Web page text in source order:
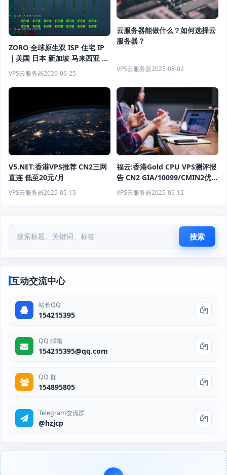
ZORO 全球原生双 ISP 住宅 IP
｜美国 日本 新加坡 马来西亚 印
尼 英国 德国 香港｜独享静态
IPv4
VPS云服务器2026-06-25
云服务器能做什么？如何选择云
服务器？
VPS云服务器2025-08-02
V5.NET:香港VPS推荐 CN2三网
直连 低至20元/月
VPS云服务器2025-05-15
福云:香港Gold CPU VPS测评报
告 CN2 GIA/10099/CMIN2优质
线路 香港CN2 GIA 200M精品网
VPS云服务器2025-05-12
搜索
互动交流中心
站长QQ
154215395
QQ 邮箱
154215395@qq.com
QQ 群
154895805
Telegram交流群
@hzjcp